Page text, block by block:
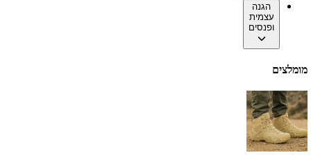
הגנה
עצמית
ופנסים
מומלצים